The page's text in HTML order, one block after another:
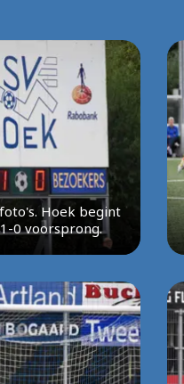
Hoek begint
0 voorsprong.